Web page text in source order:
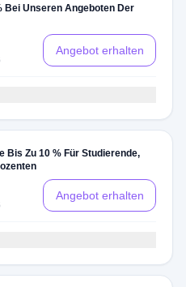
Bei Unseren Angeboten Der
Angebot erhalten
Bis Zu 10 % Für Studierende,
Angebot erhalten